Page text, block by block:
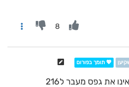
8
💖 תומך בפורום
את גפס מעבר ל216